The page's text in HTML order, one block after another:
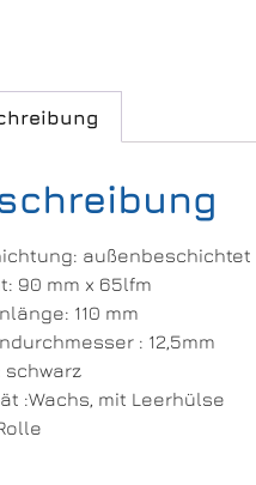
außenbeschichtet
90 mm x 65lfm
110 mm
: 12,5mm
schwarz
:Wachs, mit Leerhülse